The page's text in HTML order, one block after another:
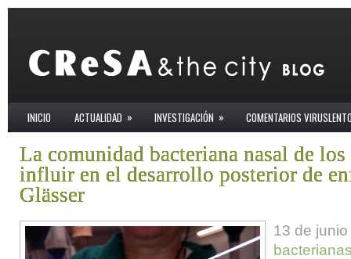
INICIO ACTUALIDAD » INVESTIGACIÓN » COMENTARIOS
La comunidad bacteriana nasal de los
influir en el desarrollo posterior de
Glässer
13 de